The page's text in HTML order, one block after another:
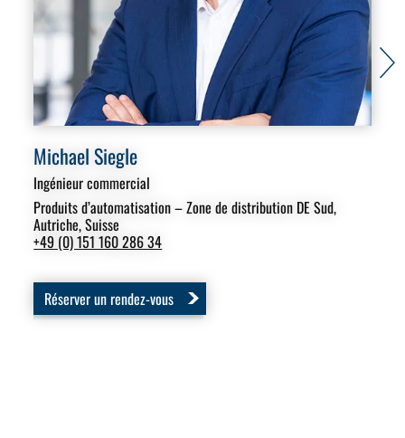
Michael Siegle
Ingénieur commercial
Produits d’automatisation – Zone de distribution DE Sud,
Autriche, Suisse
+49 (0) 151 160 286 34
Réserver un rendez-vous